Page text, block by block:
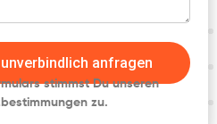
anfragen
stimmst Du unseren
zu.